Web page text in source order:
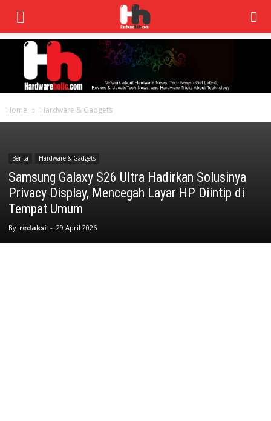
Home Hardware & Gadgets
Berita Hardware & Gadgets
Samsung Galaxy S26 Ultra Hadirkan Solusinya
Privacy Display, Mencegah Layar HP Diintip di
Tempat Umum
By redaksi - 29 April 2026